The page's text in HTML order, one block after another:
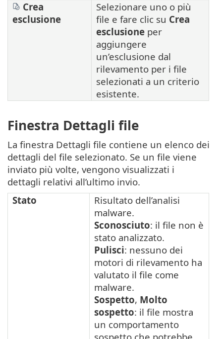
Crea
esclusione
Selezionare uno o più
file e fare clic su Crea
esclusione per
aggiungere
un’esclusione dal
rilevamento per i file
selezionati a un criterio
esistente.
Finestra Dettagli file
La finestra Dettagli file contiene un elenco dei
dettagli del file selezionato. Se un file viene
inviato più volte, vengono visualizzati i
dettagli relativi all’ultimo invio.
Stato
Risultato dell’analisi
malware.
Sconosciuto: il file non è
stato analizzato.
Pulisci: nessuno dei
motori di rilevamento ha
valutato il file come
malware.
Sospetto, Molto
sospetto: il file mostra
un comportamento